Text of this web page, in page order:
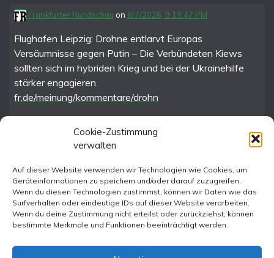
Cookie-Zustimmung
verwalten
Auf dieser Website verwenden wir Technologien wie Cookies, um
Geräteinformationen zu speichern und/oder darauf zuzugreifen.
Wenn du diesen Technologien zustimmst, können wir Daten wie das
Surfverhalten oder eindeutige IDs auf dieser Website verarbeiten.
Wenn du deine Zustimmung nicht erteilst oder zurückziehst, können
bestimmte Merkmale und Funktionen beeinträchtigt werden.
Frankfurter Rundschau on 8/7/2026, 9:19:47 PM
Flughafen Leipzig: Drohne entlarvt Europas
Versäumnisse gegen Putin – Die Verbündeten Kiews
sollten sich im hybriden Krieg und bei der Ukrainehilfe
stärker engagieren.
fr.de/meinung/kommentare/drohn
Instagram